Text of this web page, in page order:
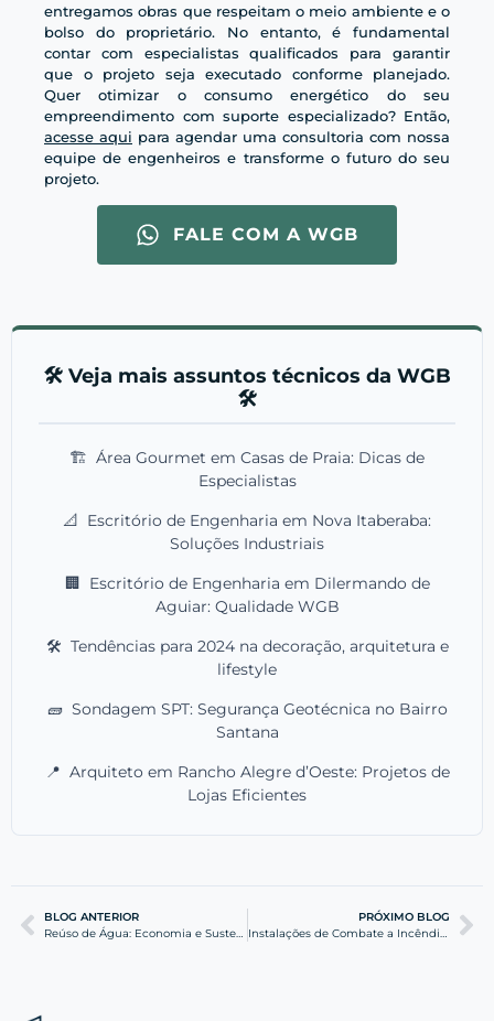
entregamos obras que respeitam o meio ambiente e o
bolso do proprietário. No entanto, é fundamental
contar com especialistas qualificados para garantir
que o projeto seja executado conforme planejado.
Quer otimizar o consumo energético do seu
empreendimento com suporte especializado? Então,
acesse aqui para agendar uma consultoria com nossa
equipe de engenheiros e transforme o futuro do seu
projeto.
FALE COM A WGB
🛠️ Veja mais assuntos técnicos da WGB
🛠️
🏗️ Área Gourmet em Casas de Praia: Dicas de
Especialistas
📐 Escritório de Engenharia em Nova Itaberaba:
Soluções Industriais
🏢 Escritório de Engenharia em Dilermando de
Aguiar: Qualidade WGB
🛠️ Tendências para 2024 na decoração, arquitetura e
lifestyle
🧱 Sondagem SPT: Segurança Geotécnica no Bairro
Santana
📍 Arquiteto em Rancho Alegre d’Oeste: Projetos de
Lojas Eficientes
BLOG ANTERIOR
Reúso de Água: Economia e Sustentabilidade na Engenharia
PRÓXIMO BLOG
Instalações de Combate a Incêndio: Segurança e Normas